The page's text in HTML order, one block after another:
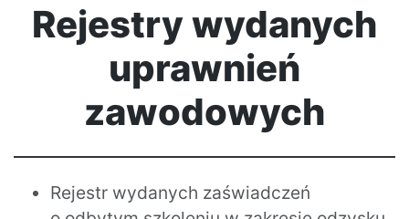
Rejestry wydanych
uprawnień
zawodowych
Rejestr wydanych zaświadczeń